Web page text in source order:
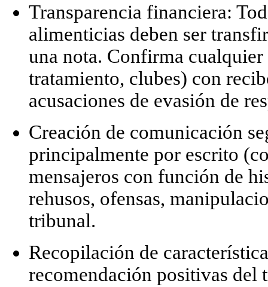
Transparencia financiera:
alimenticias deben ser
una nota. Confirma
tratamiento, clubes) con
acusaciones de evasión de
Creación de comunicación
principalmente por escrito
mensajeros con función de
rehusos, ofensas,
tribunal.
Recopilación de
recomendación positivas del